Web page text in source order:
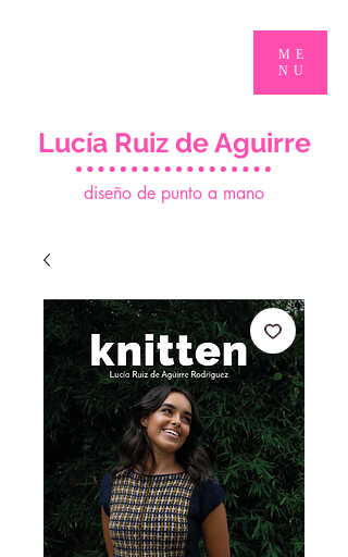
diseño de punto a mano
Lucía Ruiz de Aguirre
ME
NU